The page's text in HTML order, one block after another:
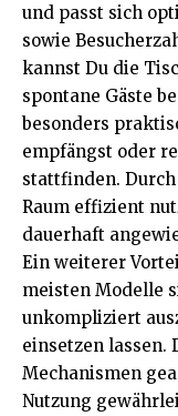
und passt sich
sowie
kannst Du die
spontane Gäste
besonders
empfängst oder
stattfinden.
Raum effizient
dauerhaft
Ein weiterer
meisten Modelle
unkompliziert
einsetzen lassen.
Mechanismen
Nutzung